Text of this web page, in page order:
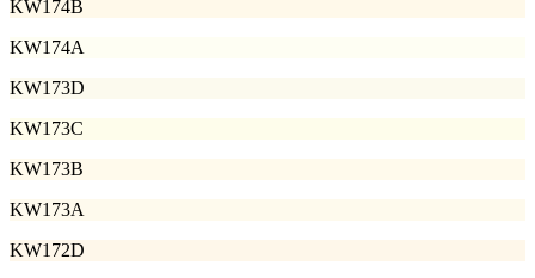
KW174B
KW174A
KW173D
KW173C
KW173B
KW173A
KW172D